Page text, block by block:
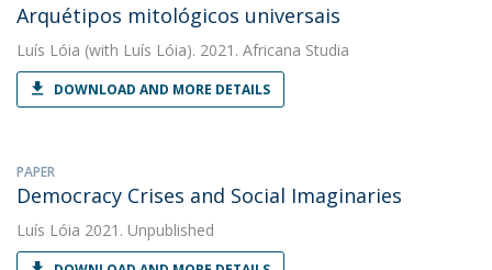
Arquétipos mitológicos universais
Luís Lóia (with Luís Lóia). 2021. Africana Studia
DOWNLOAD AND MORE DETAILS
PAPER
Democracy Crises and Social Imaginaries
Luís Lóia 2021. Unpublished